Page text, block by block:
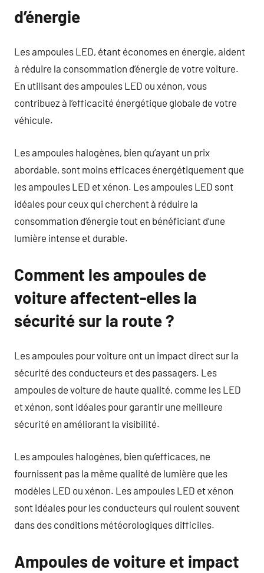
d’énergie
Les ampoules LED, étant économes en énergie, aident
à réduire la consommation d’énergie de votre voiture.
En utilisant des ampoules LED ou xénon, vous
contribuez à l’efficacité énergétique globale de votre
véhicule.
Les ampoules halogènes, bien qu’ayant un prix
abordable, sont moins efficaces énergétiquement que
les ampoules LED et xénon. Les ampoules LED sont
idéales pour ceux qui cherchent à réduire la
consommation d’énergie tout en bénéficiant d’une
lumière intense et durable.
Comment les ampoules de
voiture affectent-elles la
sécurité sur la route ?
Les ampoules pour voiture ont un impact direct sur la
sécurité des conducteurs et des passagers. Les
ampoules de voiture de haute qualité, comme les LED
et xénon, sont idéales pour garantir une meilleure
sécurité en améliorant la visibilité.
Les ampoules halogènes, bien qu’efficaces, ne
fournissent pas la même qualité de lumière que les
modèles LED ou xénon. Les ampoules LED et xénon
sont idéales pour les conducteurs qui roulent souvent
dans des conditions météorologiques difficiles.
Ampoules de voiture et impact